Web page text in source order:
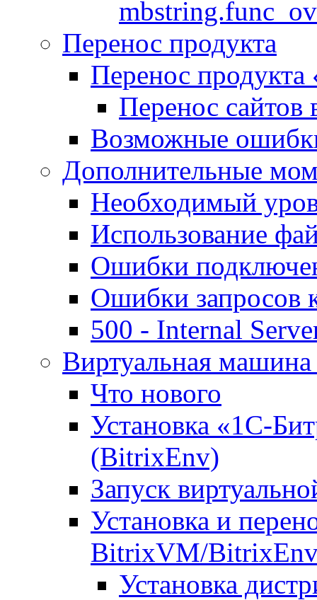
Перенос продукта
Перенос продукта
Перенос сайтов
Возможные
Дополнительные
Необходимый
Использование
Ошибки
Ошибки запросов
500 - Internal
Виртуальная
Что нового
Установка «1С-
(BitrixEnv)
Запуск
Установка и
BitrixVM/
Установка